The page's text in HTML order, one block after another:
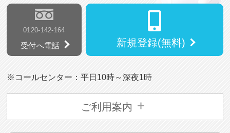
0120-142-164
受付へ電話 新規登録(無料)
※コールセンター：平日10時～深夜1時
ご利用案内